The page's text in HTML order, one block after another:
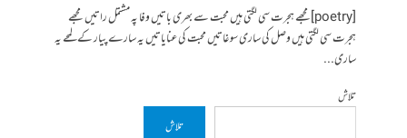
[poetry]مجھے ہجرت سی لگتی ہیں محبت سے بھری باتیں وفا پہ مشتمل راتیں مجھے
ہجرت سی لگتی ہیں وصل کی ساری سوغاتیں محبت کی عنایاتیں یہ سارے پیار کے لمحے یہ
ساری...
تلاش
تلاش